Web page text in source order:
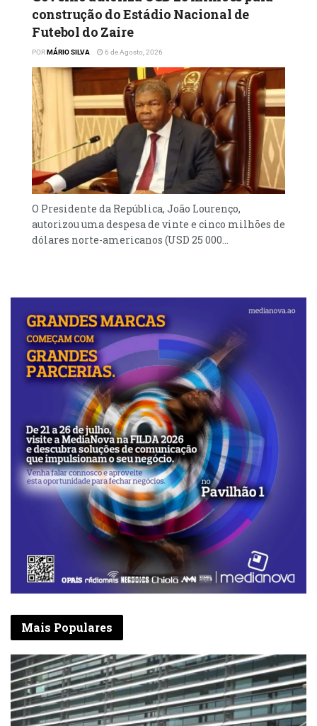
construção do Estádio Nacional de
Futebol do Zaire
PORMÁRIO SILVA 6 de Agosto, 2026
O Presidente da República, João Lourenço,
autorizou uma despesa de vinte e cinco milhões de
dólares norte-americanos (USD 25 000...
Mais Populares